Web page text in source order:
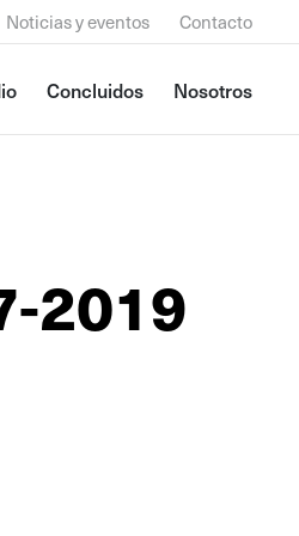
Noticias y eventos Contacto
Concluidos Nosotros
2019